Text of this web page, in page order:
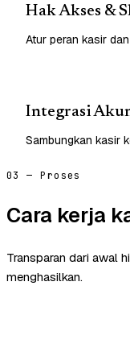
Hak Akses &
Atur peran kasir
Integrasi
Sambungkan kasir
03 — Proses
Cara kerja
Transparan dari awal
menghasilkan.